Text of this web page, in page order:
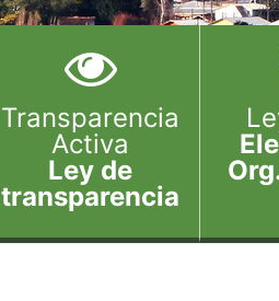
Transparencia
Activa
Ley de
transparencia